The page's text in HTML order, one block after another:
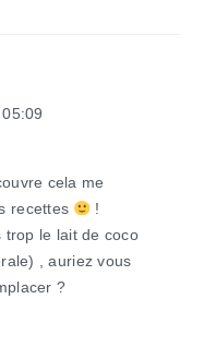
cela me
recettes
!
trop le lait de coco
, auriez vous
?